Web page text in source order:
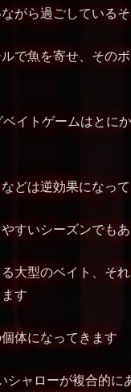
がら過ごしている
で魚を寄せ、その
イトゲームはとに
どは逆効果になっ
すいシーズンでも
大型のベイト、そ
す
体になってきます
ャローが複合的